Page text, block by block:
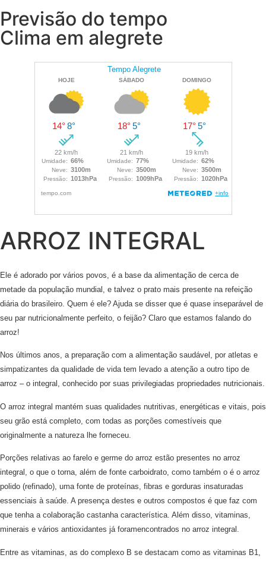
Previsão do tempo
Clima em alegrete
ARROZ INTEGRAL
Ele é adorado por vários povos, é a base da alimentação de cerca de
metade da população mundial, e talvez o prato mais presente na refeição
diária do brasileiro. Quem é ele? Ajuda se disser que é quase inseparável de
seu par nutricionalmente perfeito, o feijão? Claro que estamos falando do
arroz!
Nos últimos anos, a preparação com a alimentação saudável, por atletas e
simpatizantes da qualidade de vida tem levado a atenção a outro tipo de
arroz – o integral, conhecido por suas privilegiadas propriedades nutricionais.
O arroz integral mantém suas qualidades nutritivas, energéticas e vitais, pois
seu grão está completo, com todas as porções comestíveis que
originalmente a natureza lhe forneceu.
Porções relativas ao farelo e germe do arroz estão presentes no arroz
integral, o que o torna, além de fonte carboidrato, como também o é o arroz
polido (refinado), uma fonte de proteínas, fibras e gorduras insaturadas
essenciais à saúde. A presença destes e outros compostos é que faz com
que tenha a colaboração castanha característica. Além disso, vitaminas,
minerais e vários antioxidantes já foramencontrados no arroz integral.
Entre as vitaminas, as do complexo B se destacam como as vitaminas B1,